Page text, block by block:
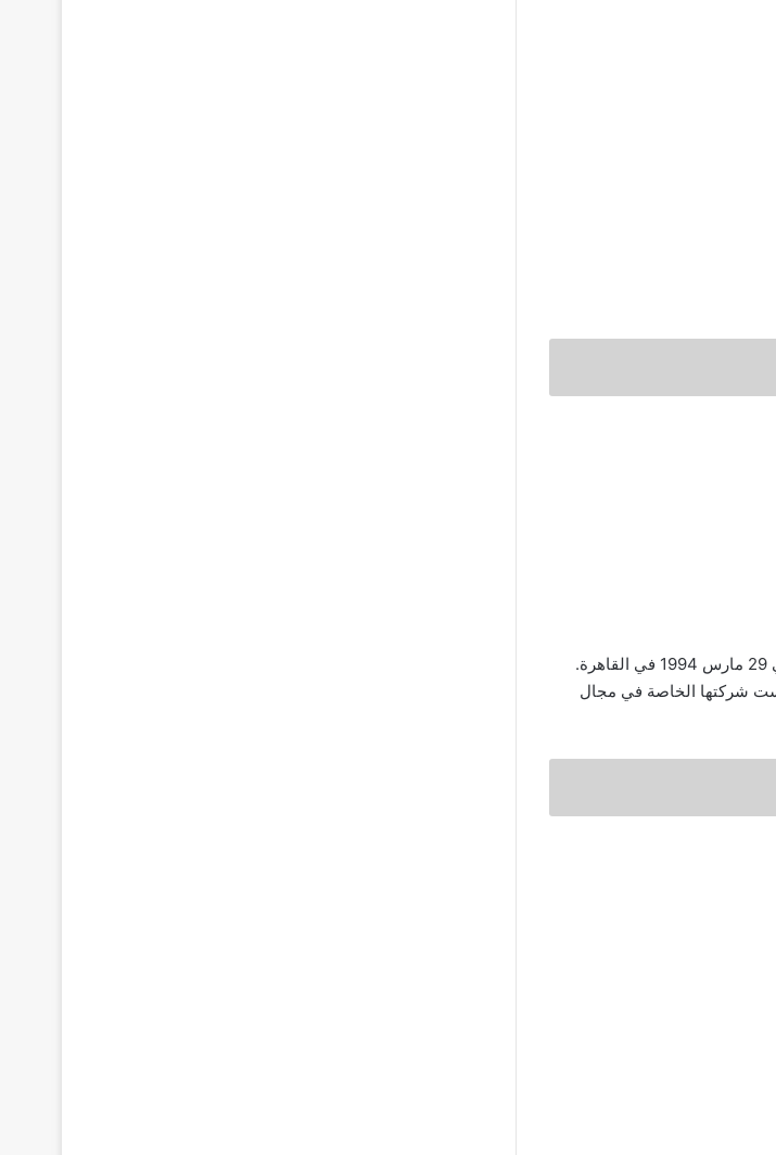
من هي سارة خليفة المذيعة، سارة خليفة هي مذيعة ومنتجة مصرية سابقة، ولدت في 29 مارس 1994 في القاهرة.
شركتها الخاصة في مجال